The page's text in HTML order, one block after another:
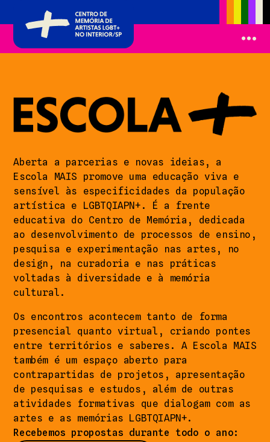
Aberta a parcerias e novas ideias, a
Escola MAIS promove uma educação viva e
sensível às especificidades da população
artística e LGBTQIAPN+. É a frente
educativa do Centro de Memória, dedicada
ao desenvolvimento de processos de ensino,
pesquisa e experimentação nas artes, no
design, na curadoria e nas práticas
voltadas à diversidade e à memória
cultural.
Os encontros acontecem tanto de forma
presencial quanto virtual, criando pontes
entre territórios e saberes. A Escola MAIS
também é um espaço aberto para
contrapartidas de projetos, apresentação
de pesquisas e estudos, além de outras
atividades formativas que dialogam com as
artes e as memórias LGBTQIAPN+.
Recebemos propostas durante todo o ano: